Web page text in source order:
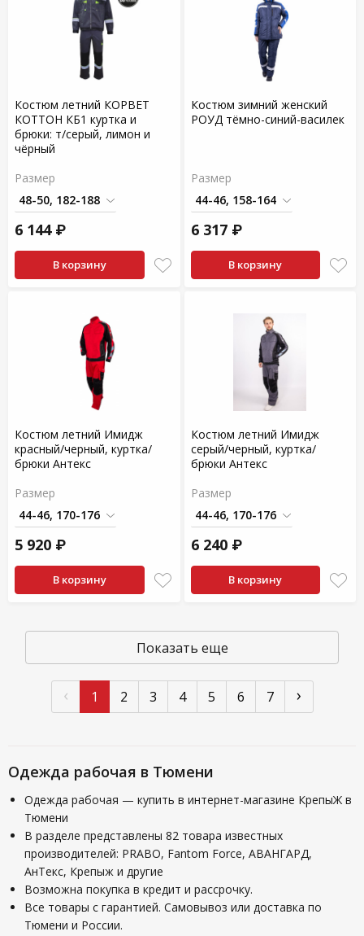
Костюм летний КОРВЕТ
КОТТОН КБ1 куртка и
брюки: т/серый, лимон и
чёрный
Размер
6 144 ₽
В корзину
Костюм зимний женский
РОУД тёмно-синий-василек
Размер
6 317 ₽
В корзину
Костюм летний Имидж
красный/черный, куртка/
брюки Антекс
Размер
5 920 ₽
В корзину
Костюм летний Имидж
серый/черный, куртка/
брюки Антекс
Размер
6 240 ₽
В корзину
Показать еще
‹ 1 2 3 4 5 6 7 ›
Одежда рабочая в Тюмени
Одежда рабочая — купить в интернет-магазине КрепыЖ в
Тюмени
В разделе представлены 82 товара известных
производителей: PRABO, Fantom Force, АВАНГАРД,
АнТекс, Крепыж и другие
Возможна покупка в кредит и рассрочку.
Все товары с гарантией. Самовывоз или доставка по
Тюмени и России.